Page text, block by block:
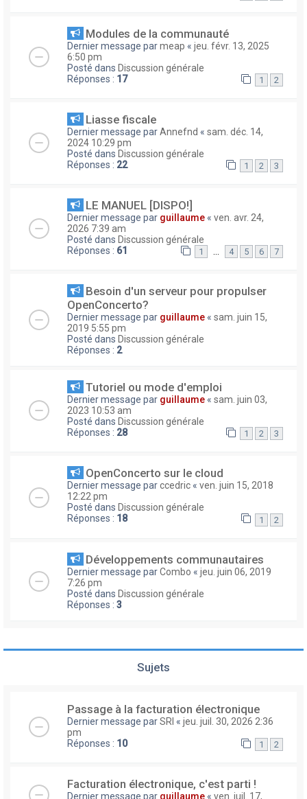
Modules de la communauté
Dernier message parmeap « jeu. févr. 13, 2025
6:50 pm
Posté dans Discussion générale
Réponses : 17 1 2
Liasse fiscale
Dernier message parAnnefnd « sam. déc. 14,
2024 10:29 pm
Posté dans Discussion générale
Réponses : 22 1 2 3
LE MANUEL [DISPO!]
Dernier message par guillaume « ven. avr. 24,
2026 7:39 am
Posté dans Discussion générale
Réponses : 61 1 … 4 5 6 7
Besoin d'un serveur pour propulser
OpenConcerto?
Dernier message par guillaume « sam. juin 15,
2019 5:55 pm
Posté dans Discussion générale
Réponses : 2
Tutoriel ou mode d'emploi
Dernier message par guillaume « sam. juin 03,
2023 10:53 am
Posté dans Discussion générale
Réponses : 28 1 2 3
OpenConcerto sur le cloud
Dernier message parccedric « ven. juin 15, 2018
12:22 pm
Posté dans Discussion générale
Réponses : 18 1 2
Développements communautaires
Dernier message parCombo « jeu. juin 06, 2019
7:26 pm
Posté dans Discussion générale
Réponses : 3
Sujets
Passage à la facturation électronique
Dernier message parSRI « jeu. juil. 30, 2026 2:36
pm
Réponses : 10 1 2
Facturation électronique, c'est parti !
Dernier message par guillaume « ven. juil. 17,